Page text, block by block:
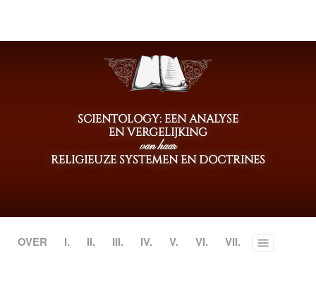
SCIENTOLOGY: EEN ANALYSE
EN VERGELIJKING
van haar
RELIGIEUZE SYSTEMEN EN DOCTRINES
OVER I. II. III. IV. V. VI. VII. Toggle